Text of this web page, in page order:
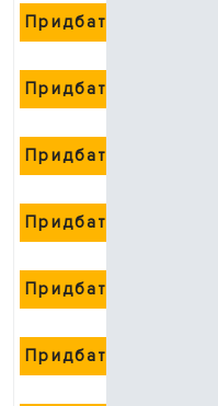
Придбати
Придбати
Придбати
Придбати
Придбати
Придбати